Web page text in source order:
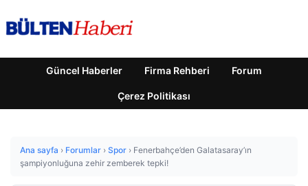
Güncel Haberler Firma Rehberi Forum
Çerez Politikası
Ana sayfa › Forumlar › Spor › Fenerbahçe’den Galatasaray’ın
şampiyonluğuna zehir zemberek tepki!